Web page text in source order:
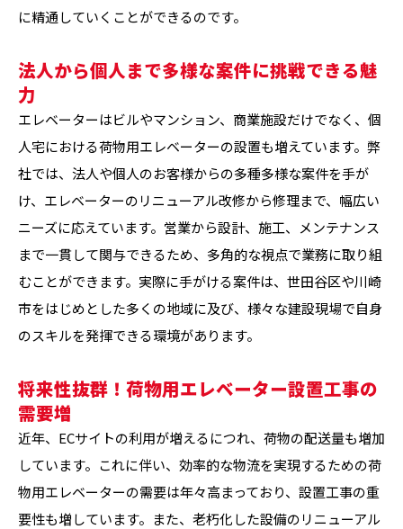
に精通していくことができるのです。
法人から個人まで多様な案件に挑戦できる魅
力
エレベーターはビルやマンション、商業施設だけでなく、個
人宅における荷物用エレベーターの設置も増えています。弊
社では、法人や個人のお客様からの多種多様な案件を手が
け、エレベーターのリニューアル改修から修理まで、幅広い
ニーズに応えています。営業から設計、施工、メンテナンス
まで一貫して関与できるため、多角的な視点で業務に取り組
むことができます。実際に手がける案件は、世田谷区や川崎
市をはじめとした多くの地域に及び、様々な建設現場で自身
のスキルを発揮できる環境があります。
将来性抜群！荷物用エレベーター設置工事の
需要増
近年、ECサイトの利用が増えるにつれ、荷物の配送量も増加
しています。これに伴い、効率的な物流を実現するための荷
物用エレベーターの需要は年々高まっており、設置工事の重
要性も増しています。また、老朽化した設備のリニューアル